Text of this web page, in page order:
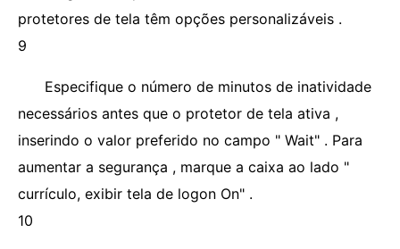
protetores de tela têm opções personalizáveis ​​.
9
Especifique o número de minutos de inatividade
necessários antes que o protetor de tela ativa ,
inserindo o valor preferido no campo " Wait" . Para
aumentar a segurança , marque a caixa ao lado "
currículo, exibir tela de logon On" .
10